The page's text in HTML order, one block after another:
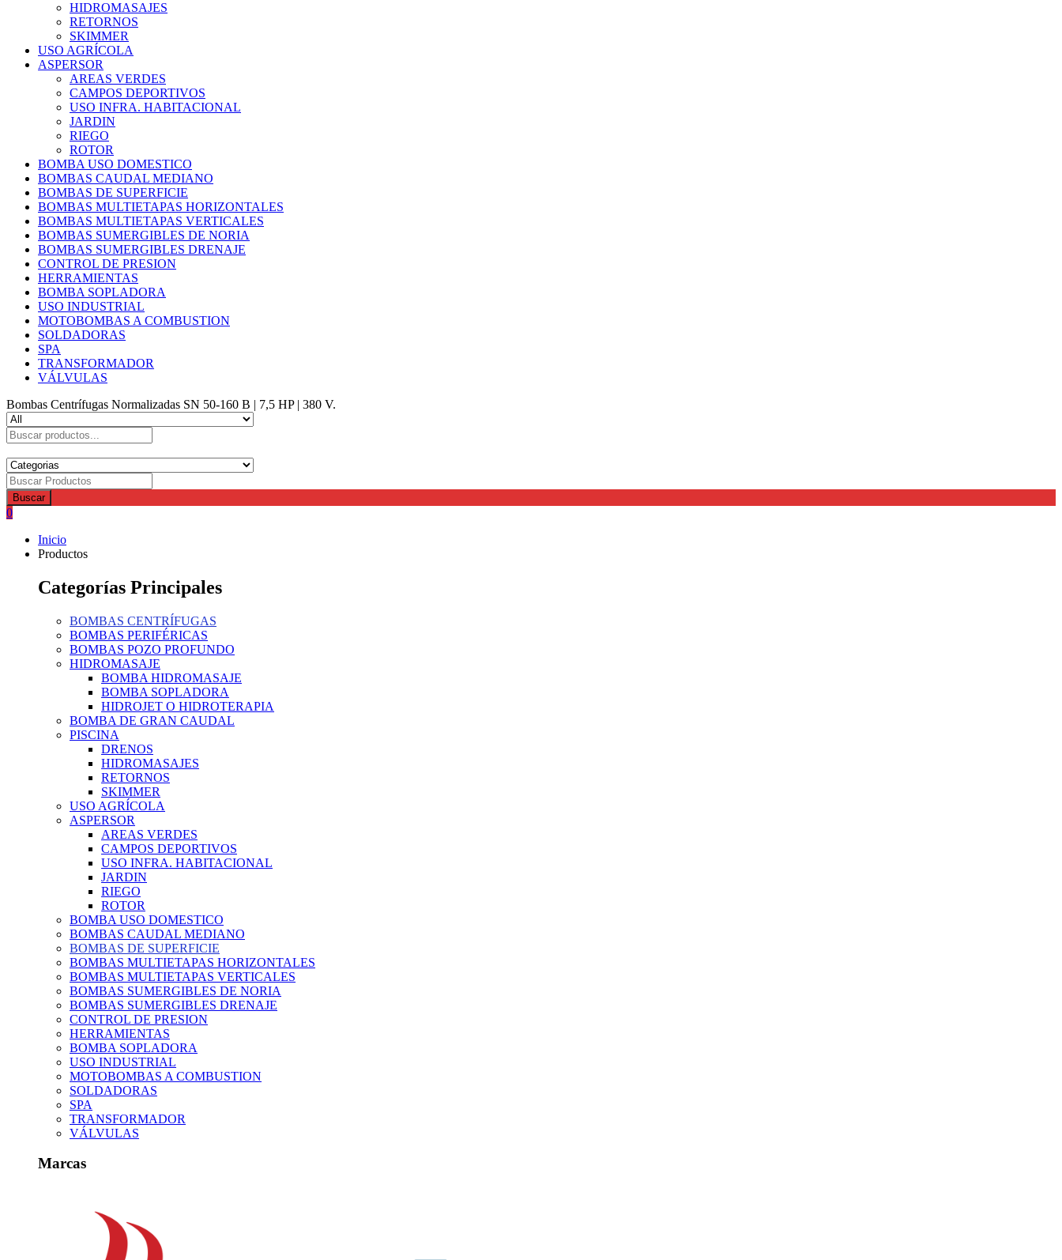
HIDROMASAJES
RETORNOS
SKIMMER
USO AGRÍCOLA
ASPERSOR
AREAS VERDES
CAMPOS DEPORTIVOS
USO INFRA. HABITACIONAL
JARDIN
RIEGO
ROTOR
BOMBA USO DOMESTICO
BOMBAS CAUDAL MEDIANO
BOMBAS DE SUPERFICIE
BOMBAS MULTIETAPAS HORIZONTALES
BOMBAS MULTIETAPAS VERTICALES
BOMBAS SUMERGIBLES DE NORIA
BOMBAS SUMERGIBLES DRENAJE
CONTROL DE PRESION
HERRAMIENTAS
BOMBA SOPLADORA
USO INDUSTRIAL
MOTOBOMBAS A COMBUSTION
SOLDADORAS
SPA
TRANSFORMADOR
VÁLVULAS
Bombas Centrífugas Normalizadas SN 50-160 B | 7,5 HP | 380 V.
Buscar
0
Inicio
Productos
Categorías Principales
BOMBAS CENTRÍFUGAS
BOMBAS PERIFÉRICAS
BOMBAS POZO PROFUNDO
HIDROMASAJE
BOMBA HIDROMASAJE
BOMBA SOPLADORA
HIDROJET O HIDROTERAPIA
BOMBA DE GRAN CAUDAL
PISCINA
DRENOS
HIDROMASAJES
RETORNOS
SKIMMER
USO AGRÍCOLA
ASPERSOR
AREAS VERDES
CAMPOS DEPORTIVOS
USO INFRA. HABITACIONAL
JARDIN
RIEGO
ROTOR
BOMBA USO DOMESTICO
BOMBAS CAUDAL MEDIANO
BOMBAS DE SUPERFICIE
BOMBAS MULTIETAPAS HORIZONTALES
BOMBAS MULTIETAPAS VERTICALES
BOMBAS SUMERGIBLES DE NORIA
BOMBAS SUMERGIBLES DRENAJE
CONTROL DE PRESION
HERRAMIENTAS
BOMBA SOPLADORA
USO INDUSTRIAL
MOTOBOMBAS A COMBUSTION
SOLDADORAS
SPA
TRANSFORMADOR
VÁLVULAS
Marcas